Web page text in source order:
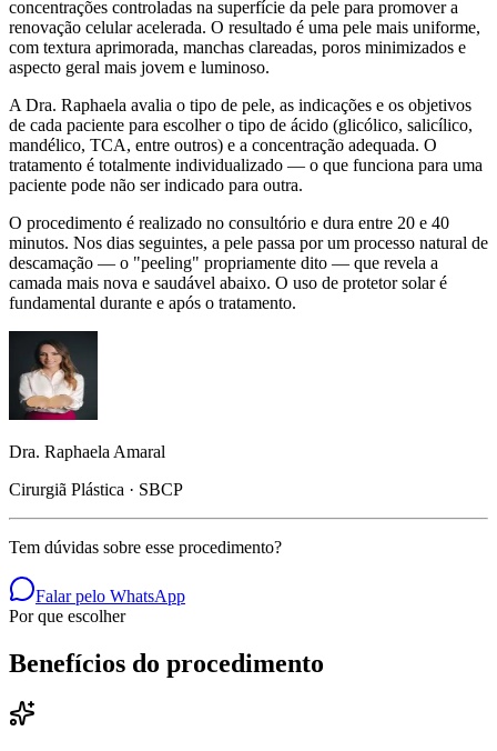
concentrações controladas na superfície da pele para promover a
renovação celular acelerada. O resultado é uma pele mais uniforme,
com textura aprimorada, manchas clareadas, poros minimizados e
aspecto geral mais jovem e luminoso.
A Dra. Raphaela avalia o tipo de pele, as indicações e os objetivos
de cada paciente para escolher o tipo de ácido (glicólico, salicílico,
mandélico, TCA, entre outros) e a concentração adequada. O
tratamento é totalmente individualizado — o que funciona para uma
paciente pode não ser indicado para outra.
O procedimento é realizado no consultório e dura entre 20 e 40
minutos. Nos dias seguintes, a pele passa por um processo natural de
descamação — o "peeling" propriamente dito — que revela a
camada mais nova e saudável abaixo. O uso de protetor solar é
fundamental durante e após o tratamento.
Dra. Raphaela Amaral
Cirurgiã Plástica · SBCP
Tem dúvidas sobre esse procedimento?
Falar pelo WhatsApp
Por que escolher
Benefícios do procedimento